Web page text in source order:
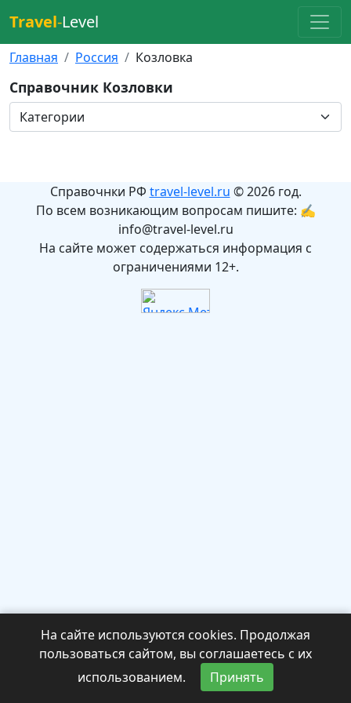
Travel-Level
Главная Россия Козловка
Справочник Козловки
Справочнки РФ travel-level.ru © 2026 год.
По всем возникающим вопросам пишите: ✍
info@travel-level.ru
На сайте может содержаться информация с
ограничениями 12+.
На сайте используются cookies. Продолжая
пользоваться сайтом, вы соглашаетесь с их
использованием.
Принять